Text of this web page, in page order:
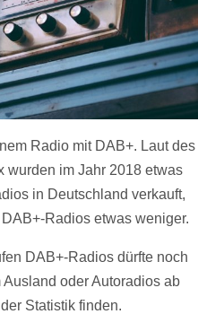
Radio mit DAB+. Laut des
wurden im Jahr 2018 etwas
in Deutschland verkauft,
Radios etwas weniger.
DAB+-Radios dürfte noch
oder Autoradios ab
Statistik finden.